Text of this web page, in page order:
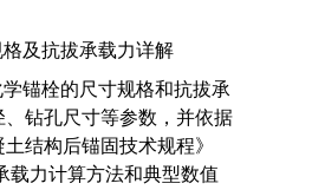
及抗拔承载力详解
锚栓的尺寸规格和抗拔承
钻孔尺寸等参数，并依据
结构后锚固技术规程》
载力计算方法和典型数值